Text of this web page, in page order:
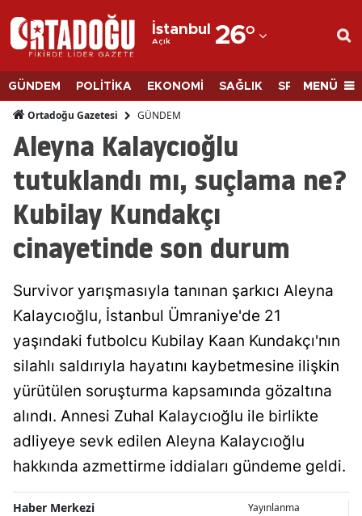
İstanbul
Açık 26°
Adana
Adıyaman
Afyonkarahisar
Ağrı
Amasya
Ankara
Antalya
Aydın
Balıkesir
Bingöl
Bitlis
GÜNDEM POLİTİKA EKONOMİ SAĞLIK SPORMENÜ
Ortadoğu Gazetesi GÜNDEM
Aleyna Kalaycıoğlu
tutuklandı mı, suçlama ne?
Kubilay Kundakçı
cinayetinde son durum
Survivor yarışmasıyla tanınan şarkıcı Aleyna
Kalaycıoğlu, İstanbul Ümraniye'de 21
yaşındaki futbolcu Kubilay Kaan Kundakçı'nın
silahlı saldırıyla hayatını kaybetmesine ilişkin
yürütülen soruşturma kapsamında gözaltına
alındı. Annesi Zuhal Kalaycıoğlu ile birlikte
adliyeye sevk edilen Aleyna Kalaycıoğlu
hakkında azmettirme iddiaları gündeme geldi.
Haber Merkezi
Yayınlanma